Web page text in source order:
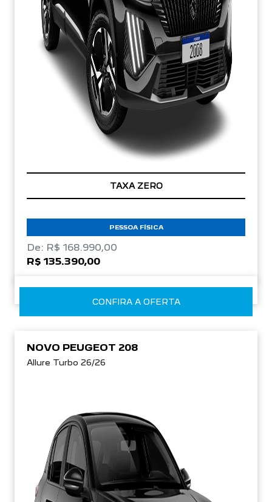
TAXA ZERO
PESSOA FÍSICA
De: R$ 168.990,00
R$ 135.390,00
CONFIRA A OFERTA
NOVO PEUGEOT 208
Allure Turbo 26/26